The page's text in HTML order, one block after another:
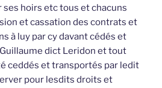
ses hoirs etc tous et chacuns
et cassation des contrats et
à luy par cy davant cédés et
dict Leridon et tout
ceddés et transportés par ledit
pour lesdits droits et